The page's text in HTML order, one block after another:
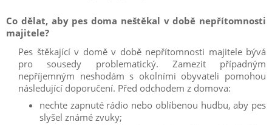
Co dělat, aby pes doma neštěkal v době nepřítomnosti
majitele?
Pes štěkající v domě v době nepřítomnosti majitele bývá
pro sousedy problematický. Zamezit případným
nepříjemným neshodám s okolními obyvateli pomohou
následující doporučení. Před odchodem z domova:
nechte zapnuté rádio nebo oblíbenou hudbu, aby pes
slyšel známé zvuky;